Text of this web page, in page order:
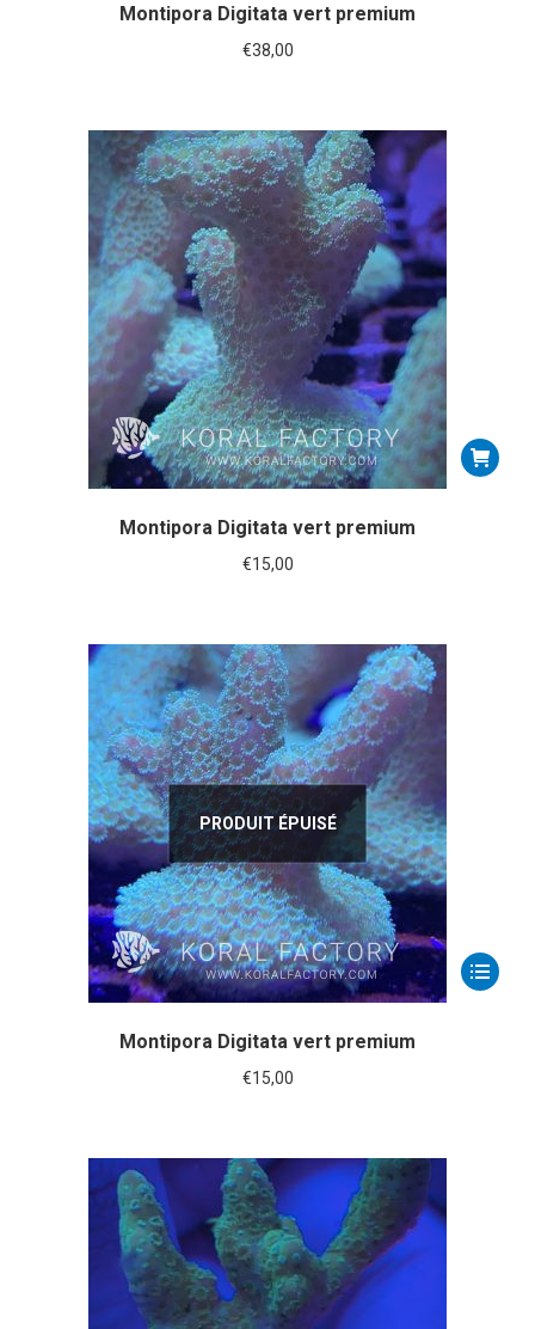
Montipora Digitata vert premium
€38,00
Montipora Digitata vert premium
€15,00
PRODUIT ÉPUISÉ
Montipora Digitata vert premium
€15,00